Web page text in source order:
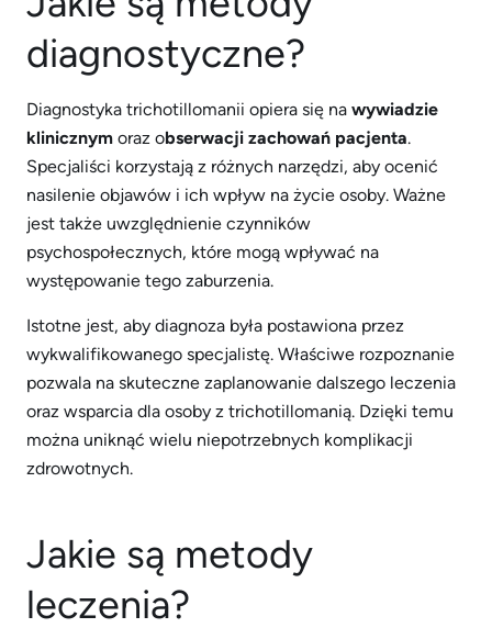
diagnostyczne?
Diagnostyka trichotillomanii opiera się na wywiadzie
klinicznym oraz obserwacji zachowań pacjenta.
Specjaliści korzystają z różnych narzędzi, aby ocenić
nasilenie objawów i ich wpływ na życie osoby. Ważne
jest także uwzględnienie czynników
psychospołecznych, które mogą wpływać na
występowanie tego zaburzenia.
Istotne jest, aby diagnoza była postawiona przez
wykwalifikowanego specjalistę. Właściwe rozpoznanie
pozwala na skuteczne zaplanowanie dalszego leczenia
oraz wsparcia dla osoby z trichotillomanią. Dzięki temu
można uniknąć wielu niepotrzebnych komplikacji
zdrowotnych.
Jakie są metody
leczenia?